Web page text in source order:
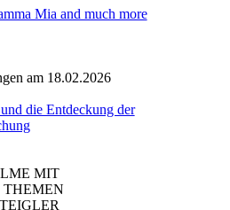
Mia and much more
am 18.02.2026
die Entdeckung der